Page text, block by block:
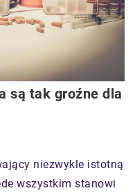
są tak groźne dla
niezwykle istotną
wszystkim stanowi